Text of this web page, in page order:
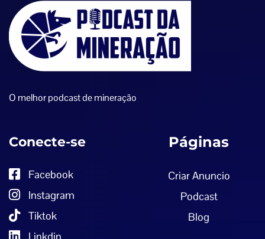
O melhor podcast de mineração
Conecte-se
Facebook
Instagram
Tiktok
Páginas
Criar Anuncio
Podcast
Blog